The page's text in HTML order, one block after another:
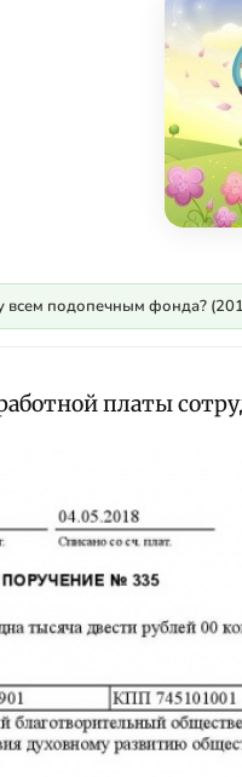
всем подопечным фонда?
платы